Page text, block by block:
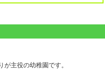
主役の幼稚園です。